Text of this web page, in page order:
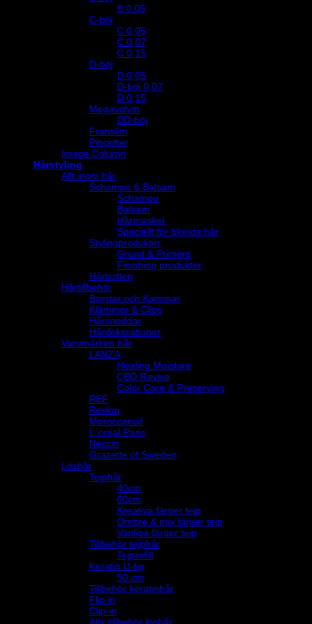
B 0.05
C-böj
C 0,05
C 0,07
C 0,15
D-böj
D 0,05
D-böj 0,07
D 0,15
Megavolym
DD-böj
Franslim
Pincetter
Image Column
Hårstyling
Allt inom hår
Schampo & Balsam
Schampo
Balsam
Hårmasker
Speciellt för blonda hår
Stylingprodukter
Grund & Primers
Finishing produkter
Hårbotten
Hårtillbehör
Borstar och Kammar
Klämmor & Clips
Hårsnoddar
Hårdekorationer
Varumärken hår
LANZA
Healing Moisture
CBD Revive
Color Care & Preserving
REF
Revlon
Moroccanoil
L´oréal Paris
Neccin
Grazette of Sweden
Löshår
Tejphår
40cm
60cm
Kreativa färger tejp
Ombre & mix färger tejp
Vanliga färger tejp
Tillbehör tejphår
Tejprefill
Keratin U-tip
50 cm
Tillbehör keratinhår
Flip in
Clip-in